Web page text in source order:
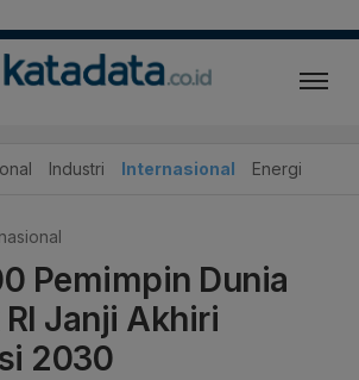
Industri Internasional Energi
Pemimpin Dunia
Janji Akhiri
2030